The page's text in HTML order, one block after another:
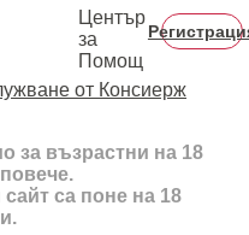
Център
за
Помощ
от Консиерж
за възрастни на 18
са поне на 18